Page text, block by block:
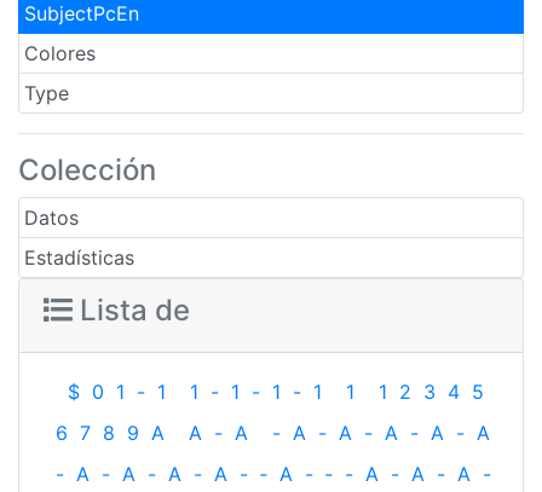
SubjectPcEn
Colores
Type
Colección
Datos
Estadísticas
Lista de
$ 0 1 - 1 1 - 1 - 1 - 1 1 1 2 3 4 5
6 7 8 9 A A - A - A - A - A - A - A
- A - A - A - A - ‐ A - ‐ - A - A - A -